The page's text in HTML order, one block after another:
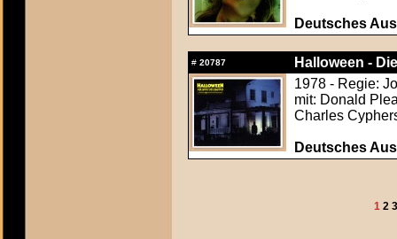
Deutsches
# 20787
Halloween -
1978 - Regie:
mit: Donald
Charles
Deutsches
1 2 3